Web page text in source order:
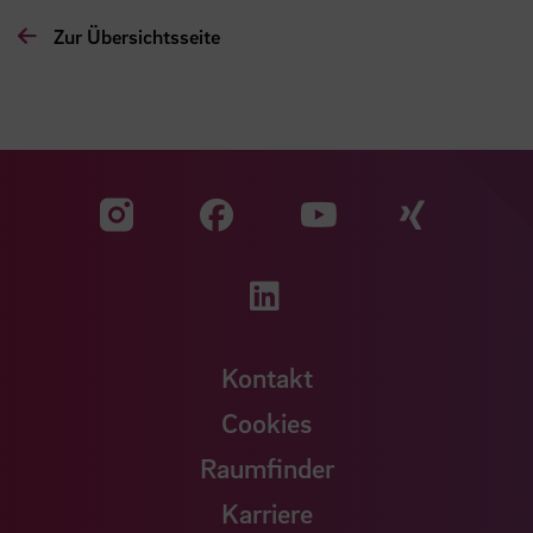
Zur Übersichtsseite
Zu unserer Facebook
Zu
Zu unserer
Kontakt
Cookies
Raumfinder
Karriere